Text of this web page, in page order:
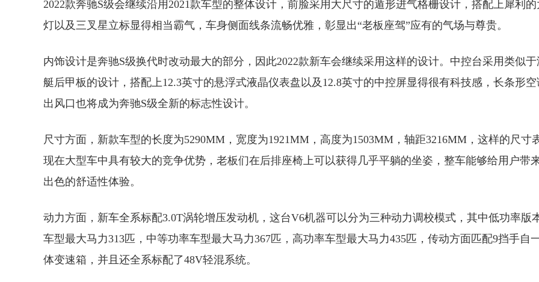
2022款奔驰S级会继续沿用2021款车型的整体设计，前脸采用大尺寸的遁形进气格栅设计，搭配上犀利的
灯以及三叉星立标显得相当霸气，车身侧面线条流畅优雅，彰显出“老板座驾”应有的气场与尊贵。
内饰设计是奔驰S级换代时改动最大的部分，因此2022款新车会继续采用这样的设计。中控台采用类似于
艇后甲板的设计，搭配上12.3英寸的悬浮式液晶仪表盘以及12.8英寸的中控屏显得很有科技感，长条形空
出风口也将成为奔驰S级全新的标志性设计。
尺寸方面，新款车型的长度为5290MM，宽度为1921MM，高度为1503MM，轴距3216MM，这样的尺寸
现在大型车中具有较大的竞争优势，老板们在后排座椅上可以获得几乎平躺的坐姿，整车能够给用户带
出色的舒适性体验。
动力方面，新车全系标配3.0T涡轮增压发动机，这台V6机器可以分为三种动力调校模式，其中低功率版
车型最大马力313匹，中等功率车型最大马力367匹，高功率车型最大马力435匹，传动方面匹配9挡手自
体变速箱，并且还全系标配了48V轻混系统。